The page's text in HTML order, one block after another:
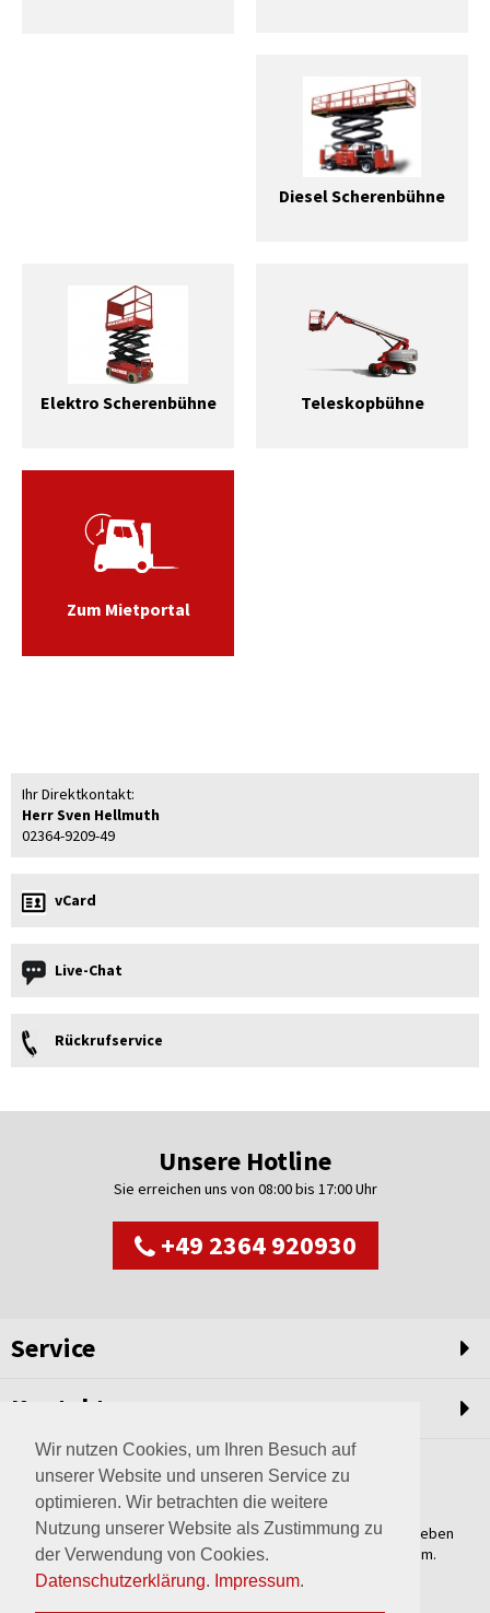
Wir nutzen Cookies, um Ihren Besuch auf
unserer Website und unseren Service zu
optimieren. Wir betrachten die weitere
Nutzung unserer Website als Zustimmung zu
der Verwendung von Cookies.
Datenschutzerklärung. Impressum.
Diesel Scherenbühne
Elektro Scherenbühne Teleskopbühne
Zum Mietportal
Ihr Direktkontakt:
Herr Sven Hellmuth
02364-9209-49
vCard
Live-Chat
Rückrufservice
Unsere Hotline
Sie erreichen uns von 08:00 bis 17:00 Uhr
+49 2364 920930
Service
Kontakt
Weltweit setzen wir unsere Erfahrungswerte und unser Streben
nach innovativen Lösungen in unvergleichliche Anlagen um.
Erfahren Sie mehr über uns.